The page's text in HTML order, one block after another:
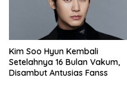
Kim Soo Hyun Kembali
Setelahnya 16 Bulan Vakum,
Disambut Antusias Fanss